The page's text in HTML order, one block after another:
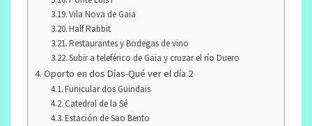
Vila Nova de Gaia
Half Rabbit
Restaurantes y Bodegas de vino
Subir a teleférico de Gaia y cruzar el río Duero
Oporto en dos Días-Qué ver el día 2
Funicular dos Guindais
Catedral de la Sé
Estación de Sao Bento